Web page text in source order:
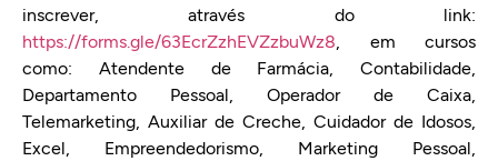
inscrever, através do link:
https://forms.gle/63EcrZzhEVZzbuWz8, em cursos
como: Atendente de Farmácia, Contabilidade,
Departamento Pessoal, Operador de Caixa,
Telemarketing, Auxiliar de Creche, Cuidador de Idosos,
Excel, Empreendedorismo, Marketing Pessoal,